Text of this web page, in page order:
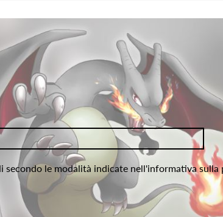
le modalità indicate nell'informativa sulla